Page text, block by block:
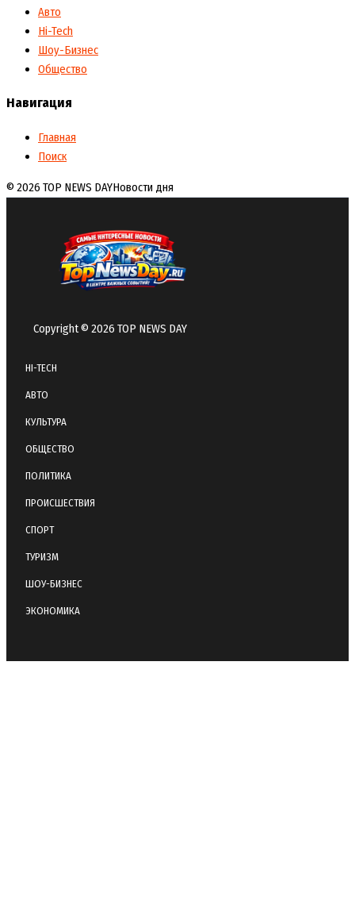
Авто
Hi-Tech
Шоу-Бизнес
Общество
Навигация
Главная
Поиск
© 2026 TOP NEWS DAYНовости дня
Copyright © 2026 TOP NEWS DAY
HI-TECH
АВТО
КУЛЬТУРА
ОБЩЕСТВО
ПОЛИТИКА
ПРОИСШЕСТВИЯ
СПОРТ
ТУРИЗМ
ШОУ-БИЗНЕС
ЭКОНОМИКА